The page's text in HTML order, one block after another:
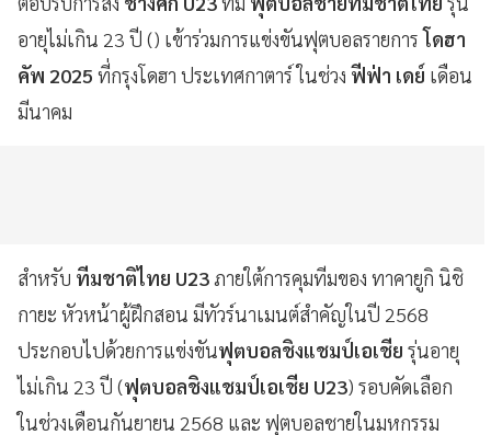
อายุไม่เกิน 23 ปี () เข้าร่วมการแข่งขันฟุตบอลรายการโดฮา
คัพ 2025 ที่กรุงโดฮา ประเทศกาตาร์ ในช่วง ฟีฟ่า เดย์ เดือน
มีนาคม
สำหรับ ทีมชาติไทย U23ภายใต้การคุมทีมของ ทาคายูกิ นิชิ
กายะ หัวหน้าผู้ฝึกสอน มีทัวร์นาเมนต์สำคัญในปี 2568
ประกอบไปด้วยการแข่งขันฟุตบอลชิงแชมป์เอเชีย รุ่นอายุ
ไม่เกิน 23 ปี (ฟุตบอลชิงแชมป์เอเชีย U23) รอบคัดเลือก
ในช่วงเดือนกันยายน 2568 และ ฟุตบอลชายในมหกรรม